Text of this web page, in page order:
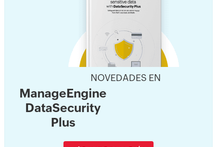
NOVEDADES EN
ManageEngine
DataSecurity
Plus